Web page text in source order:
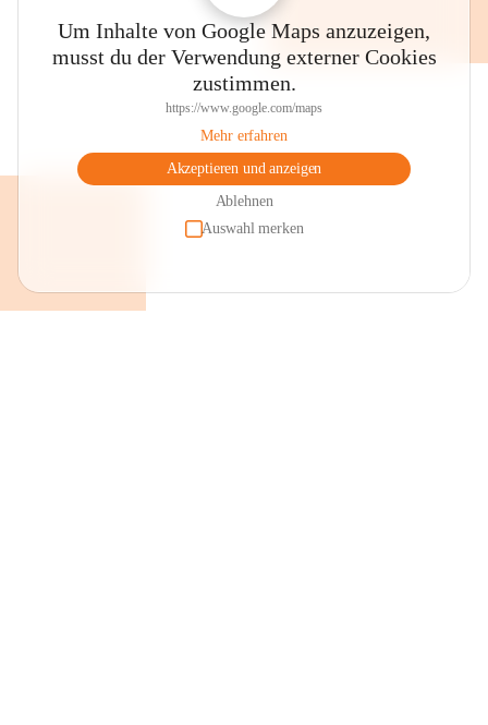
Um Inhalte von Google Maps anzuzeigen,
musst du der Verwendung externer Cookies
zustimmen.
https://www.google.com/maps
Mehr erfahren
Akzeptieren und anzeigen
Ablehnen
Auswahl merken